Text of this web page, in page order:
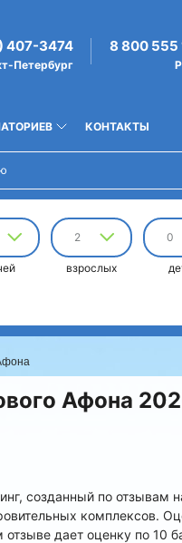
407-3474
Петербург
8 800 555
КОНТАКТЫ
2
взрослых
0
Афона
созданный по отзывам
комплексов.
дает оценку по 10